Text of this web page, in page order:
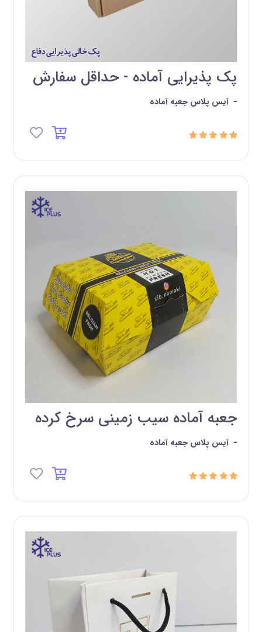
پک پذیرایی آماده - حداقل سفارش
- آیس پلاس جعبه آماده
جعبه آماده سیب زمینی سرخ کرده
- آیس پلاس جعبه آماده